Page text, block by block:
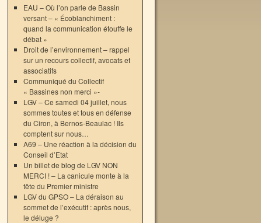
EAU – Où l’on parle de Bassin
versant – « Écoblanchiment :
quand la communication étouffe le
débat »
Droit de l’environnement – rappel
sur un recours collectif, avocats et
associatifs
Communiqué du Collectif
« Bassines non merci »-
LGV – Ce samedi 04 juillet, nous
sommes toutes et tous en défense
du Ciron, à Bernos-Beaulac ! Ils
comptent sur nous…
A69 – Une réaction à la décision du
Conseil d’Etat
Un billet de blog de LGV NON
MERCI ! – La canicule monte à la
tête du Premier ministre
LGV du GPSO – La déraison au
sommet de l’exécutif : après nous,
le déluge ?